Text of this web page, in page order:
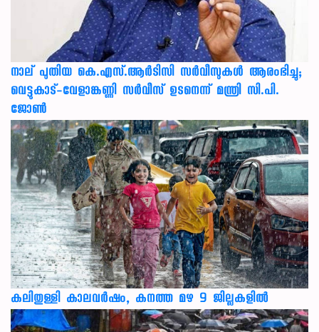
നാല് പുതിയ കെ.എസ്.ആർടിസി സർവീസുകൾ ആരംഭിച്ചു;
വെട്ടുകാട്-വേളാങ്കണ്ണി സർവീസ് ഉടനെന്ന് മന്ത്രി സി.പി.
ജോൺ
കലിതുള്ളി കാലവർഷം, കനത്ത മഴ 9 ജില്ലകളിൽ